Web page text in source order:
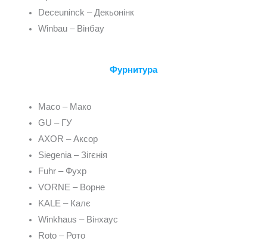
Deceuninck – Декьонінк
Winbau – Вінбау
Фурнитура
Maco – Мако
GU – ГУ
AXOR – Аксор
Siegenia – Зігєнія
Fuhr – Фухр
VORNE – Ворне
KALE – Калє
Winkhaus – Вінхаус
Roto – Рото